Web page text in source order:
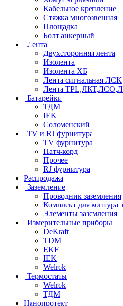
Кабельное крепление
Стяжка многозвенная
Площадка
Болт анкерный
Лента
Двухсторонняя лента
Изолента
Изолента ХБ
Лента сигнальная ЛСК
Лента
Батарейки
ТДМ
IEK
Соломенский
TV и RJ фурнитура
TV фурнитура
Патч-корд
Прочее
RJ фурнитура
Распродажа
Заземление
Проводник заземления
Комплект для контура
Элементы заземления
Измерительные приборы
DeKraft
TDM
EKF
IEK
Welrok
Термостаты
Welrok
ТДМ
Нанопротект